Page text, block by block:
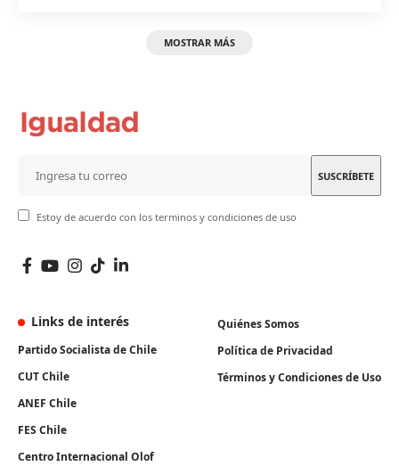
MOSTRAR MÁS
Estoy de acuerdo con los terminos y condiciones de uso
Links de interés
Partido Socialista de Chile
CUT Chile
ANEF Chile
FES Chile
Centro Internacional Olof
Quiénes Somos
Política de Privacidad
Términos y Condiciones de Uso